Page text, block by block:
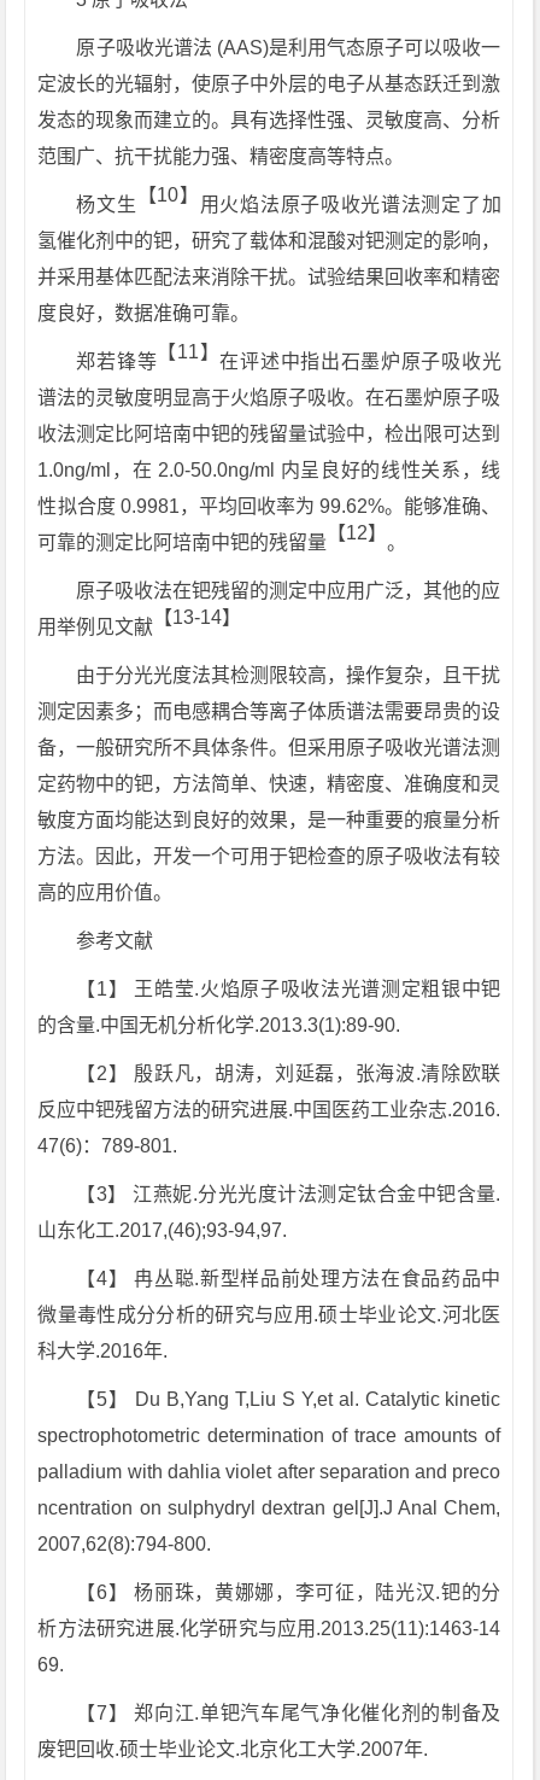
原子吸收光谱法 (AAS)是利用气态原子可以吸收一
定波长的光辐射，使原子中外层的电子从基态跃迁到激
发态的现象而建立的。具有选择性强、灵敏度高、分析
范围广、抗干扰能力强、精密度高等特点。
杨文生 【10】 用火焰法原子吸收光谱法测定了加
氢催化剂中的钯，研究了载体和混酸对钯测定的影响，
并采用基体匹配法来消除干扰。试验结果回收率和精密
度良好，数据准确可靠。
郑若锋等 【11】 在评述中指出石墨炉原子吸收光
谱法的灵敏度明显高于火焰原子吸收。在石墨炉原子吸
收法测定比阿培南中钯的残留量试验中，检出限可达到
1.0ng/ml，在 2.0-50.0ng/ml 内呈良好的线性关系，线
性拟合度 0.9981，平均回收率为 99.62%。能够准确、
可靠的测定比阿培南中钯的残留量 【12】 。
原子吸收法在钯残留的测定中应用广泛，其他的应
用举例见文献 【13-14】
由于分光光度法其检测限较高，操作复杂，且干扰
测定因素多；而电感耦合等离子体质谱法需要昂贵的设
备，一般研究所不具体条件。但采用原子吸收光谱法测
定药物中的钯，方法简单、快速，精密度、准确度和灵
敏度方面均能达到良好的效果，是一种重要的痕量分析
方法。因此，开发一个可用于钯检查的原子吸收法有较
高的应用价值。
参考文献
【1】 王皓莹.火焰原子吸收法光谱测定粗银中钯
的含量.中国无机分析化学.2013.3(1):89-90.
【2】 殷跃凡，胡涛，刘延磊，张海波.清除欧联
反应中钯残留方法的研究进展.中国医药工业杂志.2016.
47(6)：789-801.
【3】 江燕妮.分光光度计法测定钛合金中钯含量.
山东化工.2017,(46);93-94,97.
【4】 冉丛聪.新型样品前处理方法在食品药品中
微量毒性成分分析的研究与应用.硕士毕业论文.河北医
科大学.2016年.
【5】 Du B,Yang T,Liu S Y,et al. Catalytic kinetic
spectrophotometric determination of trace amounts of
palladium with dahlia violet after separation and preco
ncentration on sulphydryl dextran gel[J].J Anal Chem,
2007,62(8):794-800.
【6】 杨丽珠，黄娜娜，李可征，陆光汉.钯的分
析方法研究进展.化学研究与应用.2013.25(11):1463-14
69.
【7】 郑向江.单钯汽车尾气净化催化剂的制备及
废钯回收.硕士毕业论文.北京化工大学.2007年.